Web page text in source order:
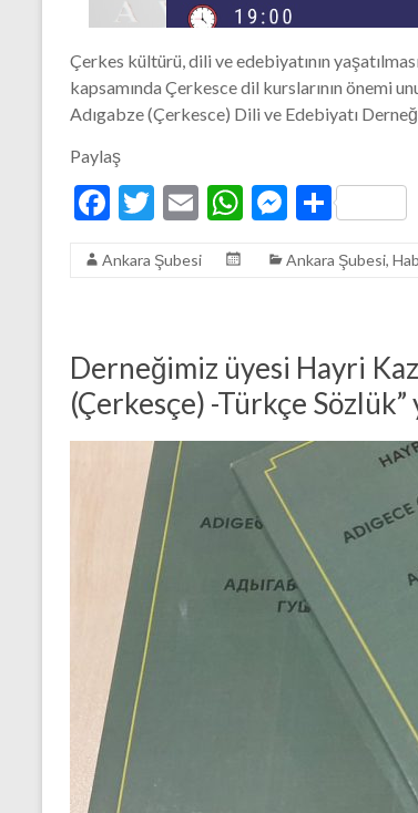
Çerkes kültürü, dili ve edebiyatının
kapsamında Çerkesce dil kurslarının önemi
Adıgabze (Çerkesce) Dili ve Edebiyatı
Paylaş
F
e
o
k
T
itt
E
ai
W
at
p
p
M
se
er
S
ar
Ankara Şubesi Ankara Şubesi,
Derneğimiz üyesi Hayri
(Çerkesçe) -Türkçe Sözlük”